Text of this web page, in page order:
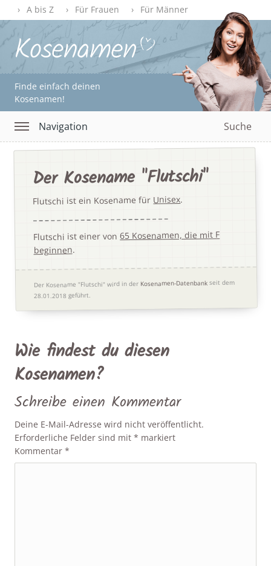
A bis Z Für Frauen Für Männer
Finde einfach deinen
Kosenamen!
Navigation Suche
Der Kosename "Flutschi"
Flutschi ist ein Kosename fürUnisex.
Flutschi ist einer von65 Kosenamen, die mit F
beginnen.
Der Kosename "Flutschi" wird in der Kosenamen-Datenbank seit dem
28.01.2018 geführt.
Wie findest du diesen
Kosenamen?
Schreibe einen Kommentar
Deine E-Mail-Adresse wird nicht veröffentlicht.
Erforderliche Felder sind mit* markiert
Kommentar*